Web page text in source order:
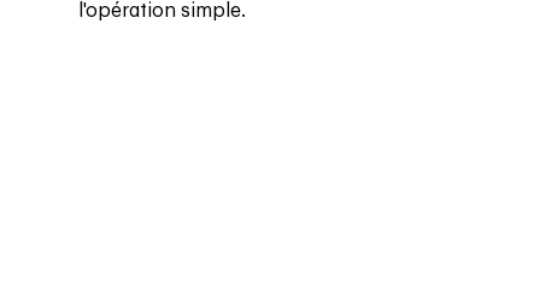
l'opération simple.